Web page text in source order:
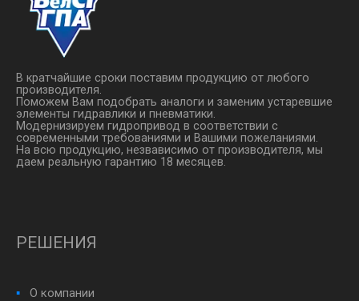
В кратчайшие сроки поставим продукцию от любого
производителя.
Поможем Вам подобрать аналоги и заменим устаревшие
элементы гидравлики и пневматики.
Модернизируем гидропривод в соответствии с
современными требованиями и Вашими пожеланиями.
На всю продукцию, незвависимо от производителя, мы
даем реальную гарантию 18 месяцев.
РЕШЕНИЯ
О компании